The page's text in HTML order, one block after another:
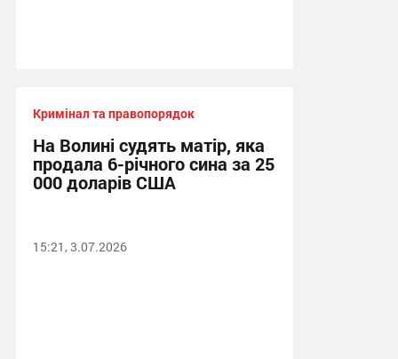
Кримінал та правопорядок
На Волині судять матір, яка
продала 6-річного сина за 25
000 доларів США
15:21, 3.07.2026